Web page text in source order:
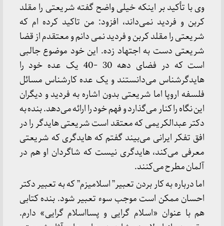
وی با تأکید بر اینکه خیلی واضح گفته شریعتی را مقلد
کربن و فردید نمی‌داند، افزود: من تاکید کرده ام که
شریعتی را مقلد کربن و فردید نمی دانم و معتقدم از قضا
شریعتی دست به اجتهاد زده. این خود موضوع جالبی
است که در فضای دهه 30 -40 یک عده خود را
هایدگرشناس می‌دانستند و یک عده کارشناس مسائل
فلسفه اروپا اما شریعتی بدون اشاره به فردید و دیگران
این نگاه را کنار می‌گذارد و فهم خود را ارائه می‌دهد. بنده به
دکتر عبدالکریمی که معتقد است شریعتی هایدگر را در
افق تفکر ایرانی می‌بیند گفتم که هایدگری که شریعتی
معرفی می‌کند، هایدگری نیست که شاگردان او هم در
آلمان مطرح می‌کنند.
اما درباره به کار بردن تعبیر” اسلامیزم” که به تعبیر دکتر
احسان ممکن است موجب سوء تعبیر شود. بنده کتابی
هم با عنوان «اسلام گرایی و پسااسلام گرایی» دارم.